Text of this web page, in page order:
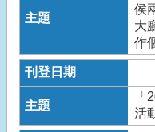
侯
大
作
活